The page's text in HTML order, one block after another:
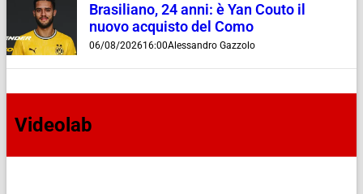
Brasiliano, 24 anni: è Yan Couto il
nuovo acquisto del Como
06/08/202616:00Alessandro Gazzolo
Videolab